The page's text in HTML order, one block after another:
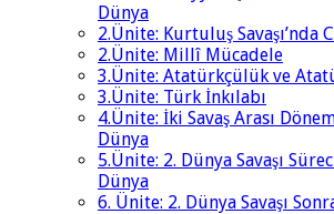
Dünya
2.Ünite: Kurtuluş Savaşı’nda
2.Ünite: Millî Mücadele
3.Ünite: Atatürkçülük ve
3.Ünite: Türk İnkılabı
4.Ünite: İki Savaş Arası
Dünya
5.Ünite: 2. Dünya Savaşı
Dünya
6. Ünite: 2. Dünya Savaşı